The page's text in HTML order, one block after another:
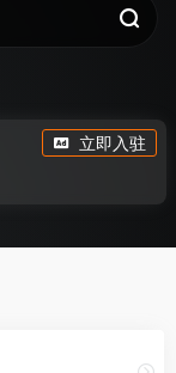
立即入驻